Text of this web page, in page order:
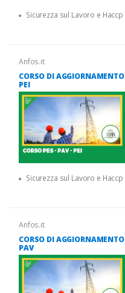
Sicurezza sul Lavoro e Haccp
Anfos.it
CORSO DI AGGIORNAMENTO
PEI
Sicurezza sul Lavoro e Haccp
Anfos.it
CORSO DI AGGIORNAMENTO
PAV